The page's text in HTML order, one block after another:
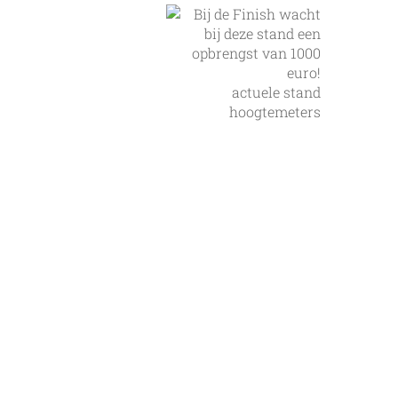
actuele stand
hoogtemeters